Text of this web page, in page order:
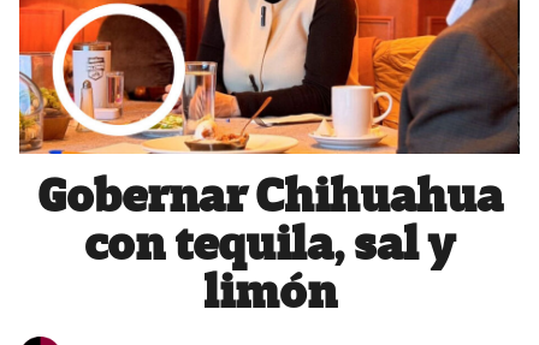
Gobernar Chihuahua
con tequila, sal y
limón